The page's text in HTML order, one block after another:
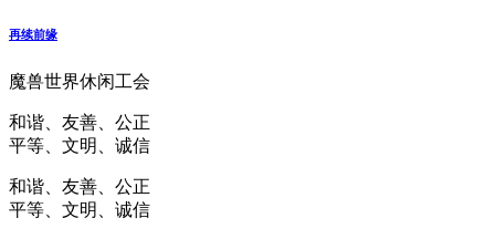
再续前缘
魔兽世界休闲工会
和谐、友善、公正
平等、文明、诚信
和谐、友善、公正
平等、文明、诚信